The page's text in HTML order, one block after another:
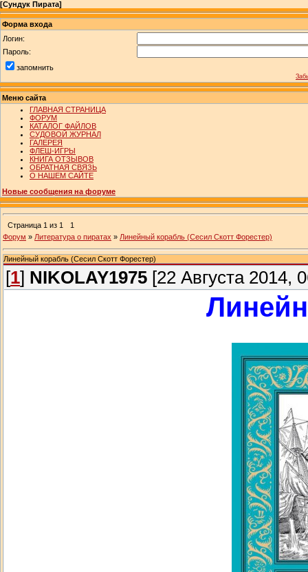
[Сундук Пирата]
Форма входа
Логин:
Пароль:
запомнить
Меню сайта
ГЛАВНАЯ СТРАНИЦА
ФОРУМ
КАТАЛОГ ФАЙЛОВ
СУДОВОЙ ЖУРНАЛ
ГАЛЕРЕЯ
ФЛЕШ-ИГРЫ
КНИГА ОТЗЫВОВ
ОБРАТНАЯ СВЯЗЬ
О НАШЕМ САЙТЕ
Новые сообщения на форуме
Страница 1 из 1
1
Форум » Литература о пиратах » Линейный корабль (Сесил Скотт Форестер)
Линейный корабль (Сесил Скотт Форестер)
[1] NIKOLAY1975 [22 Августа 2014,